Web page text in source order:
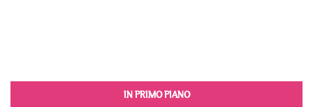
IN PRIMO PIANO